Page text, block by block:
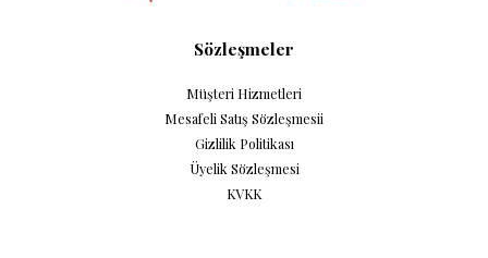
Sözleşmeler
Müşteri Hizmetleri
Mesafeli Satış Sözleşmesii
Gizlilik Politikası
Üyelik Sözleşmesi
KVKK